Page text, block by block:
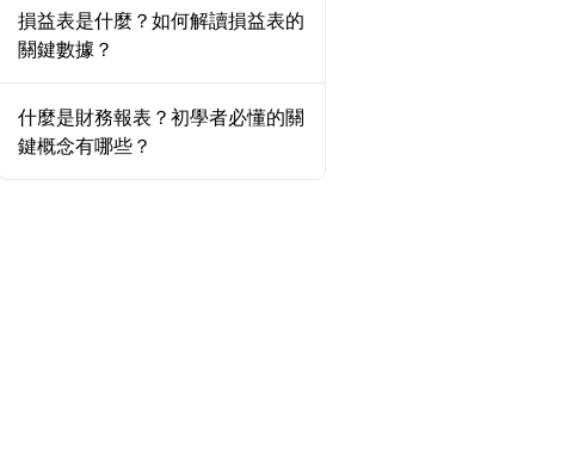
損益表是什麼？如何解讀損益表的
關鍵數據？
什麼是財務報表？初學者必懂的關
鍵概念有哪些？